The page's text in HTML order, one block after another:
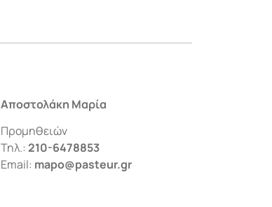
Αποστολάκη Μαρία
Προμηθειών
Τηλ.: 210-6478853
Email: mapo@pasteur.gr